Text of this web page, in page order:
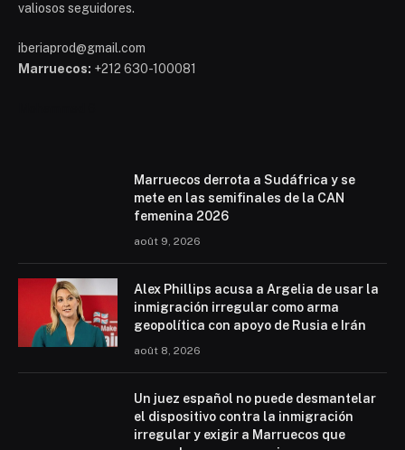
valiosos seguidores.
iberiaprod@gmail.com
Marruecos: +212 630-100081
Marruecos derrota a Sudáfrica y se
mete en las semifinales de la CAN
femenina 2026
août 9, 2026
Alex Phillips acusa a Argelia de usar la
inmigración irregular como arma
geopolítica con apoyo de Rusia e Irán
août 8, 2026
Un juez español no puede desmantelar
el dispositivo contra la inmigración
irregular y exigir a Marruecos que